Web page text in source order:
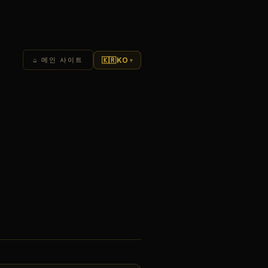
⌂ 메인 사이트 🇰🇷KO ▾